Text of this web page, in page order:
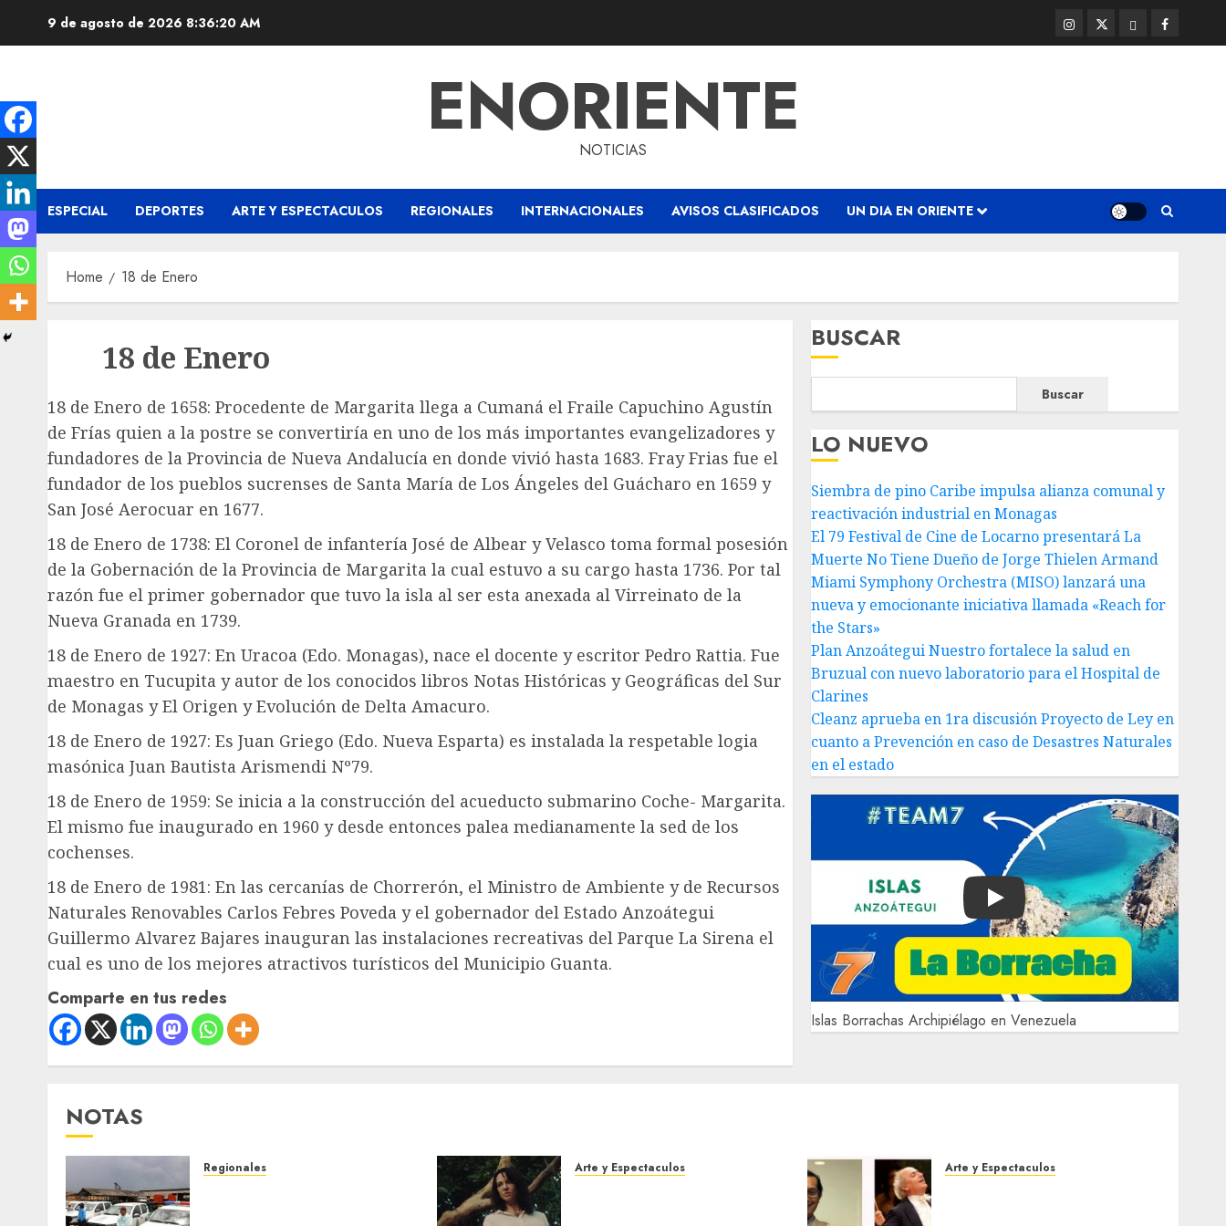
9 de agosto de 2026 8:36:21 AM
Instagram
@EnOriente
Twitter
(X)
ThreadsFacebook
ENORIENTE
NOTICIAS
ESPECIAL DEPORTES ARTE Y ESPECTACULOS REGIONALES INTERNACIONALES AVISOS CLASIFICADOS UN DIA EN ORIENTE
Home 18 de Enero
18 de Enero
18 de Enero de 1658: Procedente de Margarita llega a Cumaná el Fraile Capuchino Agustín
de Frías quien a la postre se convertiría en uno de los más importantes evangelizadores y
fundadores de la Provincia de Nueva Andalucía en donde vivió hasta 1683. Fray Frias fue el
fundador de los pueblos sucrenses de Santa María de Los Ángeles del Guácharo en 1659 y
San José Aerocuar en 1677.
18 de Enero de 1738: El Coronel de infantería José de Albear y Velasco toma formal posesión
de la Gobernación de la Provincia de Margarita la cual estuvo a su cargo hasta 1736. Por tal
razón fue el primer gobernador que tuvo la isla al ser esta anexada al Virreinato de la
Nueva Granada en 1739.
18 de Enero de 1927: En Uracoa (Edo. Monagas), nace el docente y escritor Pedro Rattia. Fue
maestro en Tucupita y autor de los conocidos libros Notas Históricas y Geográficas del Sur
de Monagas y El Origen y Evolución de Delta Amacuro.
18 de Enero de 1927: Es Juan Griego (Edo. Nueva Esparta) es instalada la respetable logia
masónica Juan Bautista Arismendi Nº79.
18 de Enero de 1959: Se inicia a la construcción del acueducto submarino Coche- Margarita.
El mismo fue inaugurado en 1960 y desde entonces palea medianamente la sed de los
cochenses.
18 de Enero de 1981: En las cercanías de Chorrerón, el Ministro de Ambiente y de Recursos
Naturales Renovables Carlos Febres Poveda y el gobernador del Estado Anzoátegui
Guillermo Alvarez Bajares inauguran las instalaciones recreativas del Parque La Sirena el
cual es uno de los mejores atractivos turísticos del Municipio Guanta.
Comparte en tus redes
BUSCAR
Buscar
LO NUEVO
Siembra de pino Caribe impulsa alianza comunal y
reactivación industrial en Monagas
El 79 Festival de Cine de Locarno presentará La
Muerte No Tiene Dueño de Jorge Thielen Armand
Miami Symphony Orchestra (MISO) lanzará una
nueva y emocionante iniciativa llamada «Reach for
the Stars»
Plan Anzoátegui Nuestro fortalece la salud en
Bruzual con nuevo laboratorio para el Hospital de
Clarines
Cleanz aprueba en 1ra discusión Proyecto de Ley en
cuanto a Prevención en caso de Desastres Naturales
en el estado
Play
Islas Borrachas Archipiélago en Venezuela
NOTAS
Regionales Arte y Espectaculos Arte y Espectaculos